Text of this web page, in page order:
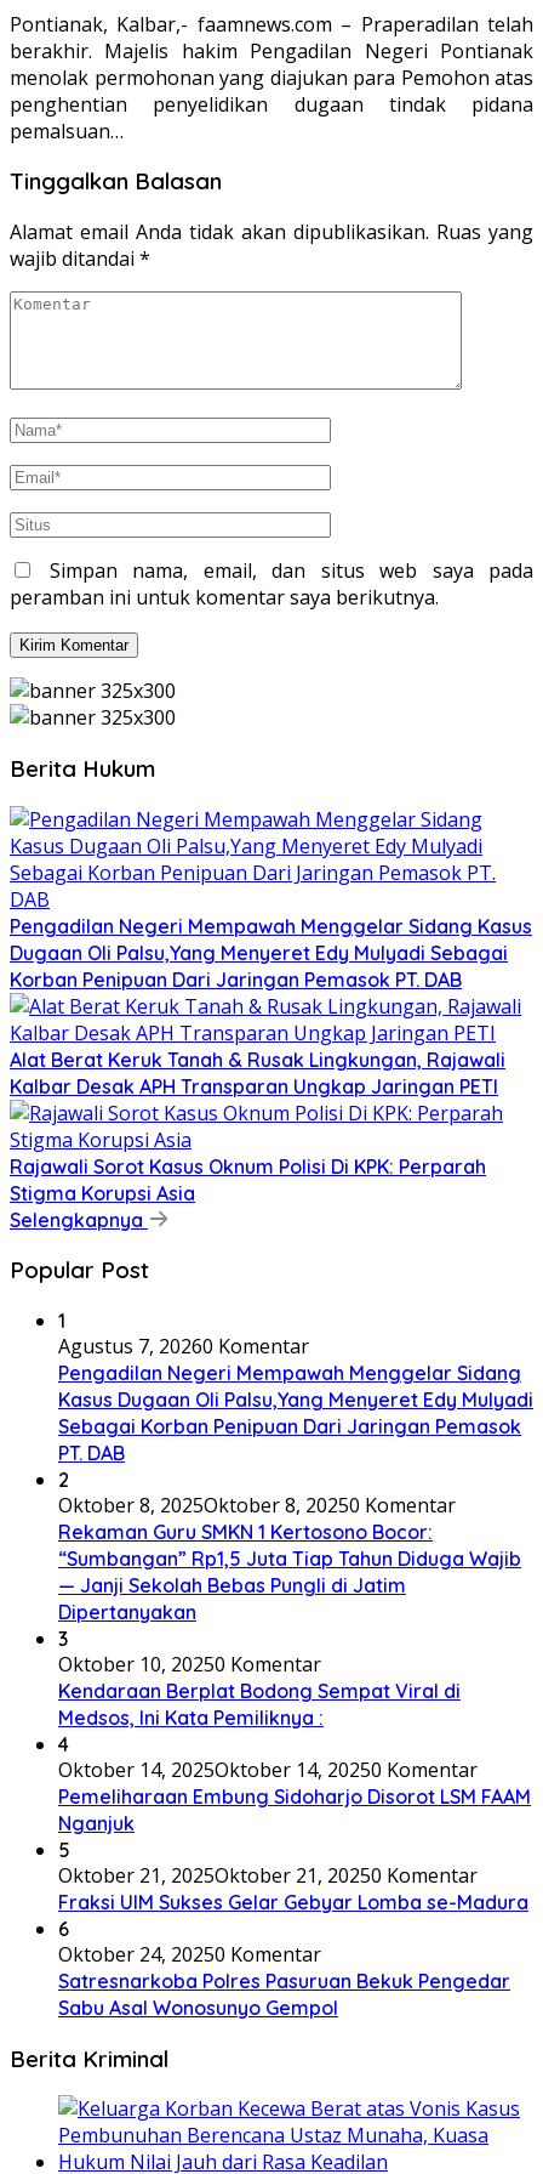
Pontianak, Kalbar,- faamnews.com – Praperadilan telah
berakhir. Majelis hakim Pengadilan Negeri Pontianak
menolak permohonan yang diajukan para Pemohon atas
penghentian penyelidikan dugaan tindak pidana
pemalsuan…
Tinggalkan Balasan
Alamat email Anda tidak akan dipublikasikan. Ruas yang
wajib ditandai *
Simpan nama, email, dan situs web saya pada
peramban ini untuk komentar saya berikutnya.
Berita Hukum
Pengadilan Negeri Mempawah Menggelar Sidang Kasus
Dugaan Oli Palsu,Yang Menyeret Edy Mulyadi Sebagai
Korban Penipuan Dari Jaringan Pemasok PT. DAB
Alat Berat Keruk Tanah & Rusak Lingkungan, Rajawali
Kalbar Desak APH Transparan Ungkap Jaringan PETI
Rajawali Sorot Kasus Oknum Polisi Di KPK: Perparah
Stigma Korupsi Asia
Selengkapnya
Popular Post
1
Agustus 7, 20260 Komentar
Pengadilan Negeri Mempawah Menggelar Sidang
Kasus Dugaan Oli Palsu,Yang Menyeret Edy Mulyadi
Sebagai Korban Penipuan Dari Jaringan Pemasok
PT. DAB
2
Oktober 8, 2025Oktober 8, 20250 Komentar
Rekaman Guru SMKN 1 Kertosono Bocor:
“Sumbangan” Rp1,5 Juta Tiap Tahun Diduga Wajib
— Janji Sekolah Bebas Pungli di Jatim
Dipertanyakan
3
Oktober 10, 20250 Komentar
Kendaraan Berplat Bodong Sempat Viral di
Medsos, Ini Kata Pemiliknya :
4
Oktober 14, 2025Oktober 14, 20250 Komentar
Pemeliharaan Embung Sidoharjo Disorot LSM FAAM
Nganjuk
5
Oktober 21, 2025Oktober 21, 20250 Komentar
Fraksi UIM Sukses Gelar Gebyar Lomba se-Madura
6
Oktober 24, 20250 Komentar
Satresnarkoba Polres Pasuruan Bekuk Pengedar
Sabu Asal Wonosunyo Gempol
Berita Kriminal